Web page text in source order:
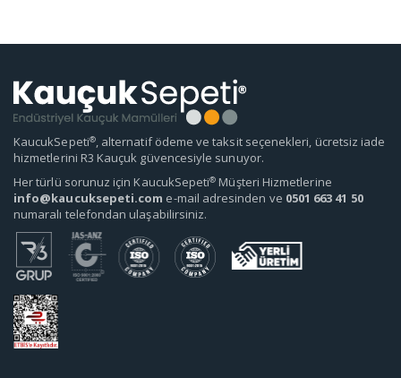
KaucukSepeti®, alternatif ödeme ve taksit seçenekleri, ücretsiz iade
hizmetlerini R3 Kauçuk güvencesiyle sunuyor.
Her türlü sorunuz için KaucukSepeti® Müşteri Hizmetlerine
info@kaucuksepeti.com e-mail adresinden ve 0501 663 41 50
numaralı telefondan ulaşabilirsiniz.